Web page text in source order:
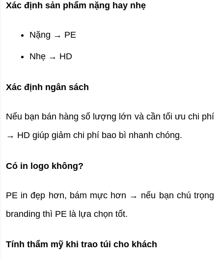
Xác định sản phẩm nặng hay nhẹ
Nặng → PE
Nhẹ → HD
Xác định ngân sách
Nếu bạn bán hàng số lượng lớn và cần tối ưu chi phí
→ HD giúp giảm chi phí bao bì nhanh chóng.
Có in logo không?
PE in đẹp hơn, bám mực hơn → nếu bạn chú trọng
branding thì PE là lựa chọn tốt.
Tính thẩm mỹ khi trao túi cho khách